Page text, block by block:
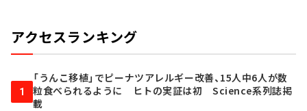
アクセスランキング
1
「うんこ移植」でピーナツアレルギー改善、15人中6人が数
粒食べられるように ヒトの実証は初 Science系列誌掲
載